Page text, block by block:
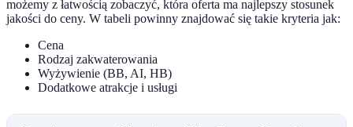
możemy z łatwością zobaczyć, która oferta ma najlepszy stosunek
jakości do ceny. W tabeli powinny znajdować się takie kryteria jak:
Cena
Rodzaj zakwaterowania
Wyżywienie (BB, AI, HB)
Dodatkowe atrakcje i usługi